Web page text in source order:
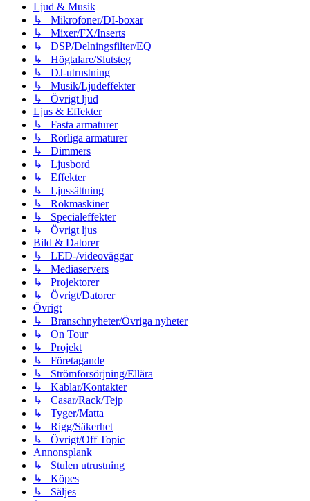
Ljud & Musik
↳ Mikrofoner/DI-boxar
↳ Mixer/FX/Inserts
↳ DSP/Delningsfilter/EQ
↳ Högtalare/Slutsteg
↳ DJ-utrustning
↳ Musik/Ljudeffekter
↳ Övrigt ljud
Ljus & Effekter
↳ Fasta armaturer
↳ Rörliga armaturer
↳ Dimmers
↳ Ljusbord
↳ Effekter
↳ Ljussättning
↳ Rökmaskiner
↳ Specialeffekter
↳ Övrigt ljus
Bild & Datorer
↳ LED-/videoväggar
↳ Mediaservers
↳ Projektorer
↳ Övrigt/Datorer
Övrigt
↳ Branschnyheter/Övriga nyheter
↳ On Tour
↳ Projekt
↳ Företagande
↳ Strömförsörjning/Ellära
↳ Kablar/Kontakter
↳ Casar/Rack/Tejp
↳ Tyger/Matta
↳ Rigg/Säkerhet
↳ Övrigt/Off Topic
Annonsplank
↳ Stulen utrustning
↳ Köpes
↳ Säljes